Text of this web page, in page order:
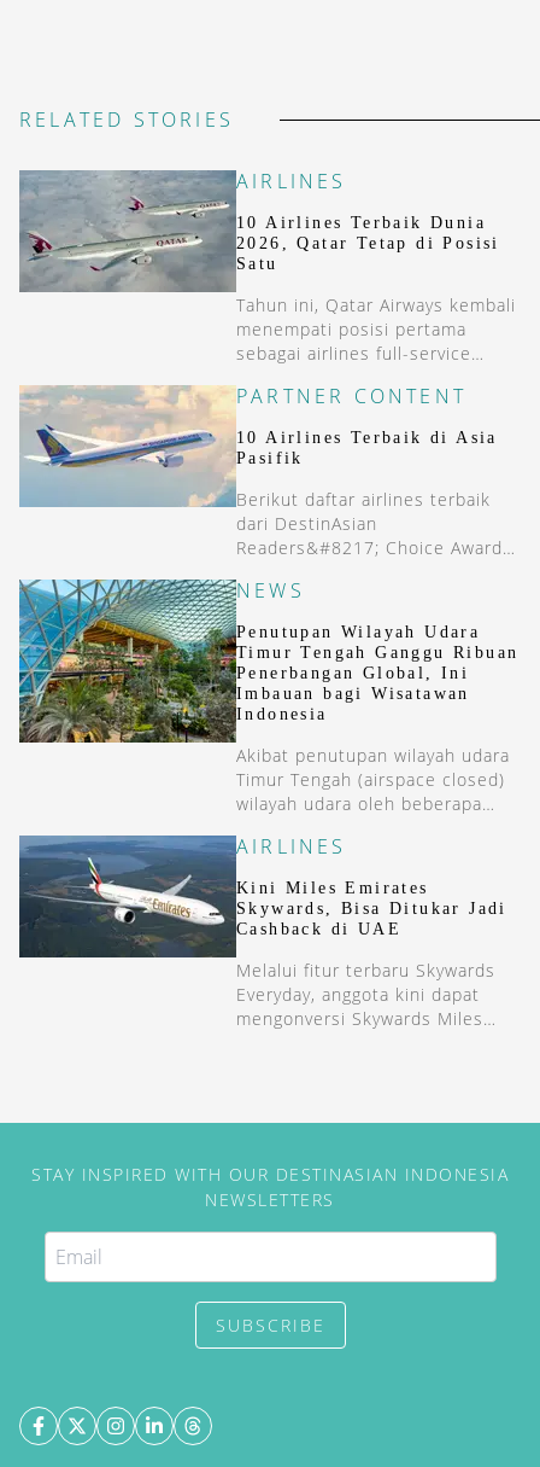
RELATED STORIES
AIRLINES
10 Airlines Terbaik Dunia
2026, Qatar Tetap di Posisi
Satu
Tahun ini, Qatar Airways kembali
menempati posisi pertama
sebagai airlines full-service
AirlineRatings.com.
PARTNER CONTENT
10 Airlines Terbaik di Asia
Pasifik
Berikut daftar airlines terbaik
dari DestinAsian
Readers&#8217; Choice Awards
class, business class, dan
economy class.
NEWS
Penutupan Wilayah Udara
Timur Tengah Ganggu Ribuan
Penerbangan Global, Ini
Imbauan bagi Wisatawan
Indonesia
Akibat penutupan wilayah udara
Timur Tengah (airspace closed)
wilayah udara oleh beberapa
lebih dari 19.000 penerbangan
terlambat secara global hingga
hari pertama penutupan.
AIRLINES
Kini Miles Emirates
Skywards, Bisa Ditukar Jadi
Cashback di UAE
Melalui fitur terbaru Skywards
Everyday, anggota kini dapat
mengonversi Skywards Miles
STAY INSPIRED WITH OUR DESTINASIAN INDONESIA
NEWSLETTERS
SUBSCRIBE